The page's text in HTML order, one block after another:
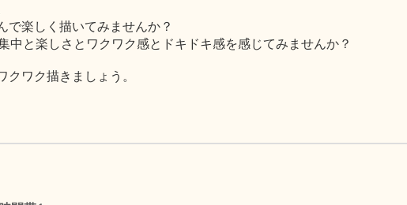
で楽しく描いてみませんか？
中と楽しさとワクワク感とドキドキ感を感じてみませんか？
ワク描きましょう。